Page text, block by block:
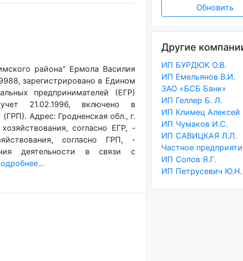
района" Ермола Василия
зарегистрировано в Едином
предпринимателей (ЕГР)
21.02.1996, включено в
Адрес: Гродненская обл., г.
согласно ЕГР, -
согласно ГРП, -
деятельности в связи с
Обновить
Другие
ИП БУРДЮК О.В.
ИП Емельянов В.И.
ЗАО «БСБ Банк»
ИП Геллер Б. Л.
ИП Чумаков И.С.
ИП САВИЦКАЯ Л.Л.
ИП Сопов Я.Г.
ИП Петрусевич Ю.Н.